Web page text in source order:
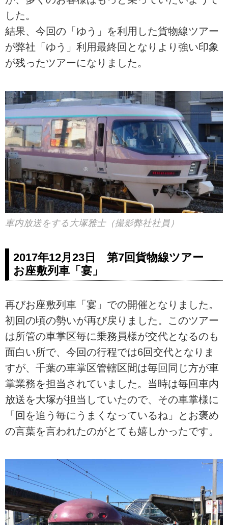
した。
結果、今回の「ゆう」を利用した貨物線ツアー
が弊社「ゆう」利用最終回となりより強い印象
が残ったツアーになりました。
車内放送をする大塚雅士（撮影弊社社員）
2017年12月23日 第7回貨物線ツアー
お座敷列車「宴」
再びお座敷列車「宴」での開催となりました。
初回の頃の勢いが再び戻りました。このツアー
は所管の車掌区毎に乗務員様が交代となるのも
面白い所で、今回の行程では6回交代となりま
すが、千葉の車掌区管轄区間は毎回同じ方が車
掌業務を担当されていました。当時は毎回車内
放送を大塚が担当していたので、その車掌様に
「回を追う毎にうまくなっているね」とお褒め
の言葉を言われたのがとても嬉しかったです。